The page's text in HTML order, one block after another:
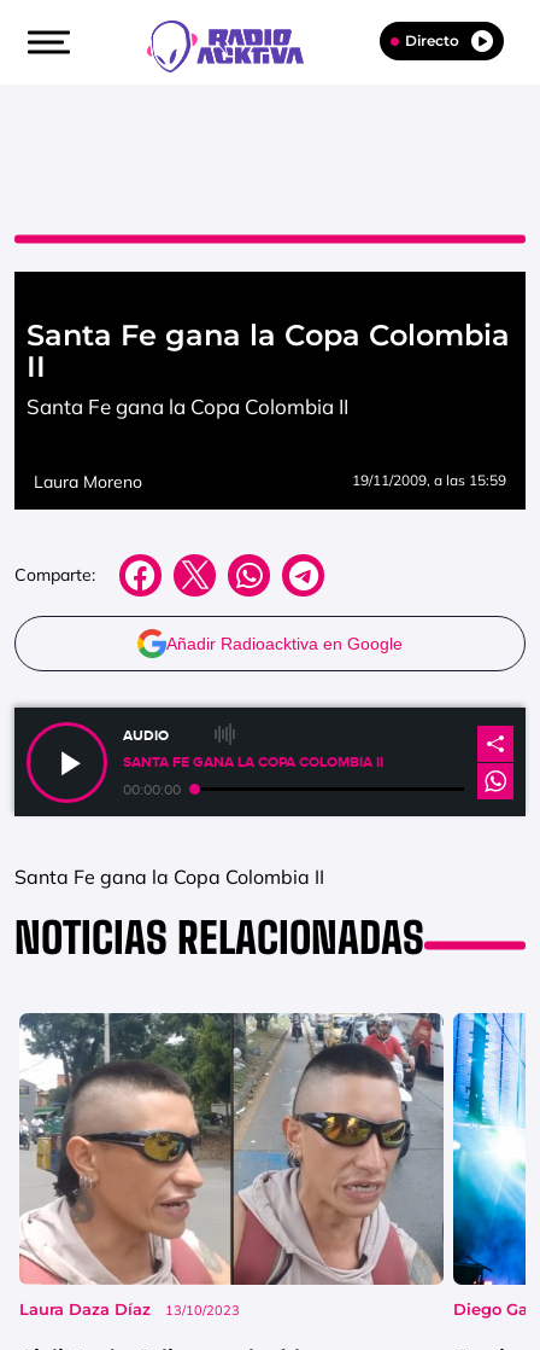
Directo
Santa Fe gana la Copa Colombia
II
Santa Fe gana la Copa Colombia II
Laura Moreno 19/11/2009, a las 15:59
Comparte:
Añadir Radioacktiva en Google
AUDIO
SANTA FE GANA LA COPA COLOMBIA II
00:00:00
Santa Fe gana la Copa Colombia II
NOTICIAS RELACIONADAS
Laura Daza Díaz 13/10/2023 Diego